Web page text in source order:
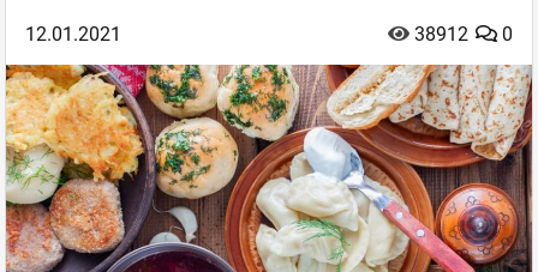
12.01.2021 0
38912